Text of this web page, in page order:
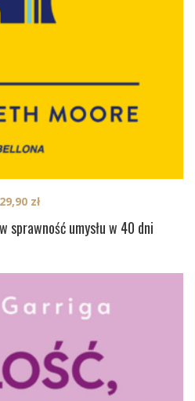
sprawność umysłu w 40 dni
29,90 zł